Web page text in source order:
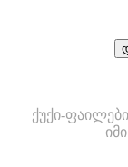
ქუქი-